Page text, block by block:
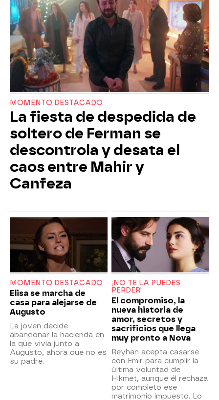
MOMENTO DESTACADO
La fiesta de despedida de
soltero de Ferman se
descontrola y desata el
caos entre Mahir y
Canfeza
MOMENTO DESTACADO
Elisa se marcha de
casa para alejarse de
Augusto
La joven decide
abandonar la hacienda en
la que vivía junto a
Augusto, ahora que no es
su padre.
¡NO TE LA PUEDES
PERDER!
El compromiso, la
nueva historia de
amor, secretos y
sacrificios que llega
muy pronto a Nova
Reyhan acepta casarse
con Emir para cumplir la
última voluntad de
Hikmet, aunque él rechaza
por completo ese
matrimonio impuesto. Lo